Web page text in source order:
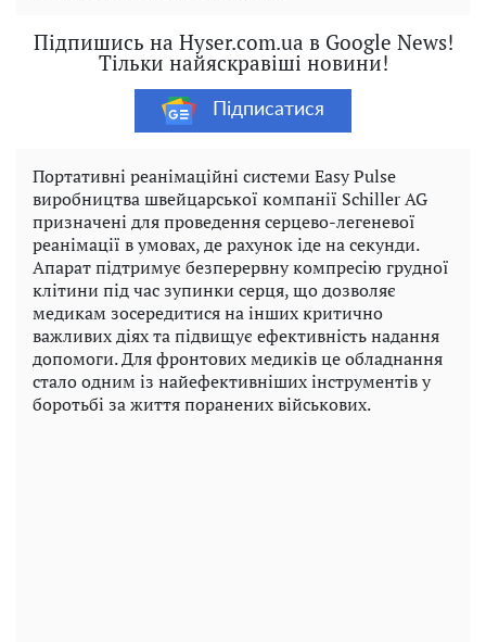
Підпишись на Hyser.com.ua в Google News!
Тільки найяскравіші новини!
Підписатися
Портативні реанімаційні системи Easy Pulse
виробництва швейцарської компанії Schiller AG
призначені для проведення серцево-легеневої
реанімації в умовах, де рахунок іде на секунди.
Апарат підтримує безперервну компресію грудної
клітини під час зупинки серця, що дозволяє
медикам зосередитися на інших критично
важливих діях та підвищує ефективність надання
допомоги. Для фронтових медиків це обладнання
стало одним із найефективніших інструментів у
боротьбі за життя поранених військових.